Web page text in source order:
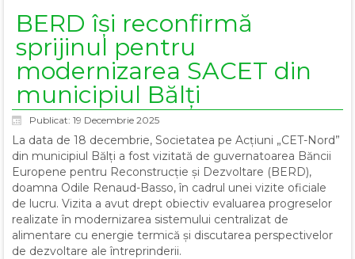
BERD își reconfirmă
sprijinul pentru
modernizarea SACET din
municipiul Bălți
Publicat: 19 Decembrie 2025
La data de 18 decembrie, Societatea pe Acțiuni „CET-Nord”
din municipiul Bălți a fost vizitată de guvernatoarea Băncii
Europene pentru Reconstrucție și Dezvoltare (BERD),
doamna Odile Renaud-Basso, în cadrul unei vizite oficiale
de lucru. Vizita a avut drept obiectiv evaluarea progreselor
realizate în modernizarea sistemului centralizat de
alimentare cu energie termică și discutarea perspectivelor
de dezvoltare ale întreprinderii.